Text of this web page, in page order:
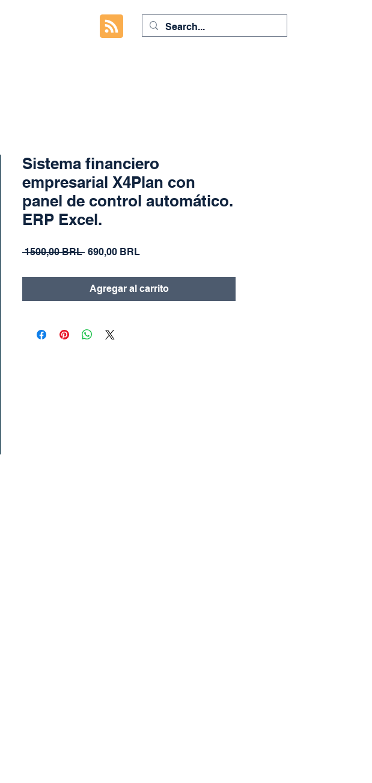
Sistema financiero
empresarial X4Plan con
panel de control automático.
ERP Excel.
1500,00 BRL Precio
690,00 BRLPrecio
oferta
Agregar al carrito